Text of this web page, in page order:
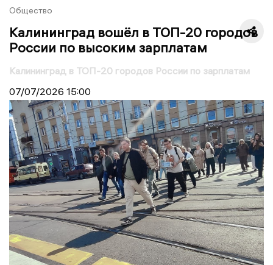
Общество
Калининград вошёл в ТОП-20 городов
России по высоким зарплатам
Калининград в ТОП-20 городов России по зарплатам
07/07/2026 15:00